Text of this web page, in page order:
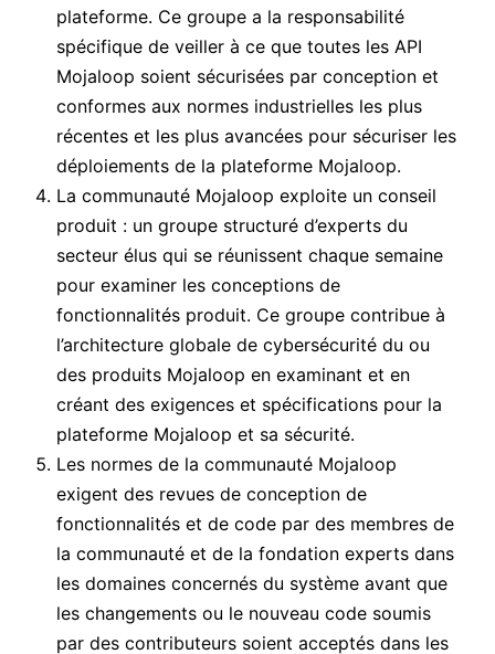
plateforme. Ce groupe a la responsabilité
spécifique de veiller à ce que toutes les API
Mojaloop soient sécurisées par conception et
conformes aux normes industrielles les plus
récentes et les plus avancées pour sécuriser les
déploiements de la plateforme Mojaloop.
La communauté Mojaloop exploite un conseil
produit : un groupe structuré d’experts du
secteur élus qui se réunissent chaque semaine
pour examiner les conceptions de
fonctionnalités produit. Ce groupe contribue à
l’architecture globale de cybersécurité du ou
des produits Mojaloop en examinant et en
créant des exigences et spécifications pour la
plateforme Mojaloop et sa sécurité.
Les normes de la communauté Mojaloop
exigent des revues de conception de
fonctionnalités et de code par des membres de
la communauté et de la fondation experts dans
les domaines concernés du système avant que
les changements ou le nouveau code soumis
par des contributeurs soient acceptés dans les